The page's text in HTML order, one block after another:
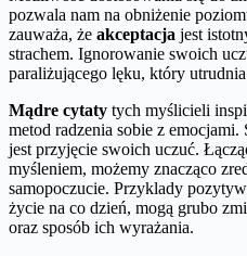
pozwala nam na obniżenie
zauważa, że akceptacja jest
strachem. Ignorowanie swoich
paraliżującego lęku, który
Mądre cytaty tych myślicieli
metod radzenia sobie z
jest przyjęcie swoich uczuć.
myśleniem, możemy znacząco
samopoczucie. Przyklady
życie na co dzień, mogą grubo
oraz sposób ich wyrażania.